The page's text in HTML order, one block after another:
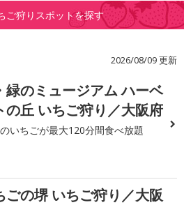
ご狩りスポットを探す
2026/08/09 更新
緑のミュージアム ハーベ
の丘 いちご狩り／大阪府
いちごが最大120分間食べ放題
ごの堺 いちご狩り／大阪